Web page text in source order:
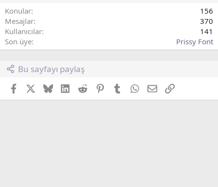
Konular
156
Mesajlar
370
Kullanıcılar
141
Son üye
Prissy Font
Bu sayfayı paylaş
FacebookX (Twitter)
BlueskyLinkedInReddit PinterestTumblr WhatsApp
E-postaLink